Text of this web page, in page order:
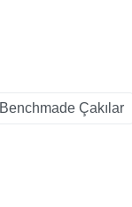
Benchmade Çakılar